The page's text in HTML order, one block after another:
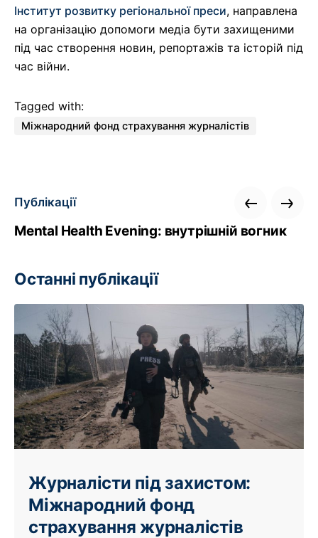
Інститут розвитку регіональної преси, направлена
на організацію допомоги медіа бути захищеними
під час створення новин, репортажів та історій під
час війни.
Tagged with:
Міжнародний фонд страхування журналістів
Публікації
Mental Health Evening: внутрішній вогник
Останні публікації
Журналісти під захистом:
Міжнародний фонд
страхування журналістів